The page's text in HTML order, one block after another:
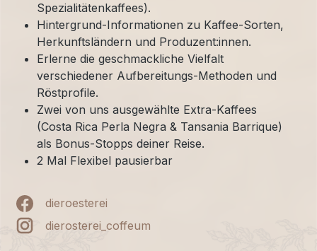
Spezialitätenkaffees).
Hintergrund-Informationen zu Kaffee-Sorten,
Herkunftsländern und Produzent:innen.
Erlerne die geschmackliche Vielfalt
verschiedener Aufbereitungs-Methoden und
Röstprofile.
Zwei von uns ausgewählte Extra-Kaffees
(Costa Rica Perla Negra & Tansania Barrique)
als Bonus-Stopps deiner Reise.
2 Mal Flexibel pausierbar
dieroesterei
dierosterei_coffeum